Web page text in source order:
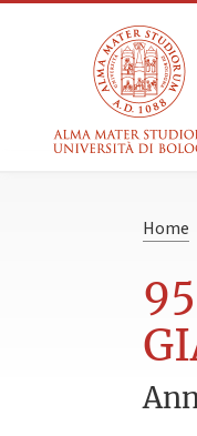
Home